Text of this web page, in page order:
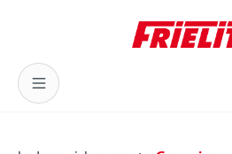
Zum Hauptinhalt springen